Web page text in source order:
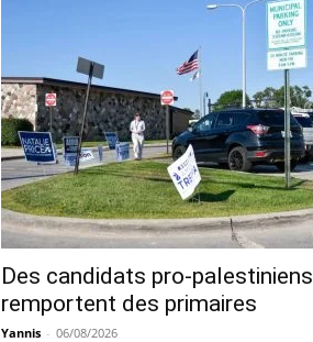
Des candidats pro-palestiniens
remportent des primaires
Yannis - 06/08/2026